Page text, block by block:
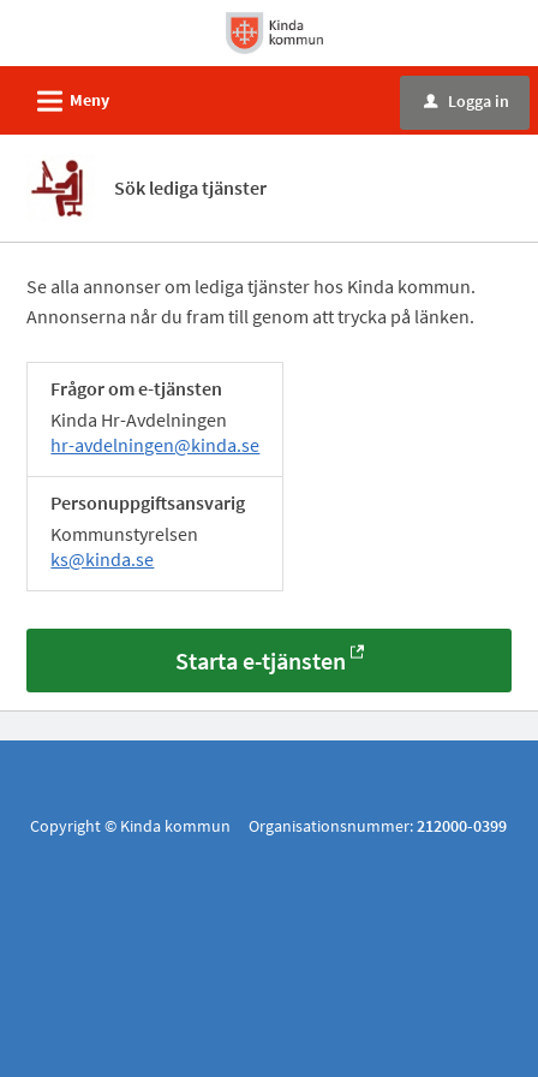
tjänster
Kinda
kommun
L Meny u Logga in
Sök lediga tjänster
Se alla annonser om lediga tjänster hos Kinda kommun.
Annonserna når du fram till genom att trycka på länken.
Frågor om e-tjänsten
Kinda Hr-Avdelningen
hr-avdelningen@kinda.se
Personuppgiftsansvarig
Kommunstyrelsen
ks@kinda.se
Starta e-tjänsten
Copyright © Kinda kommun Organisationsnummer:212000-0399